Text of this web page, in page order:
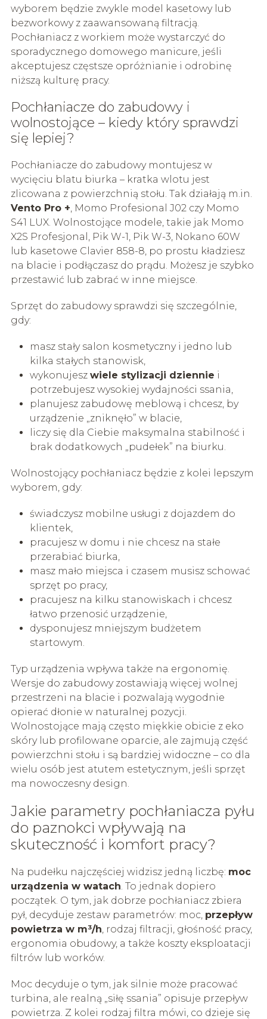
wyborem będzie zwykle model kasetowy lub
bezworkowy z zaawansowaną filtracją.
Pochłaniacz z workiem może wystarczyć do
sporadycznego domowego manicure, jeśli
akceptujesz częstsze opróżnianie i odrobinę
niższą kulturę pracy.
Pochłaniacze do zabudowy i
wolnostojące – kiedy który sprawdzi
się lepiej?
Pochłaniacze do zabudowy montujesz w
wycięciu blatu biurka – kratka wlotu jest
zlicowana z powierzchnią stołu. Tak działają m.in.
Vento Pro + , Momo Profesional J02 czy Momo
S41 LUX. Wolnostojące modele, takie jak Momo
X2S Profesjonal, Pik W-1, Pik W-3, Nokano 60W
lub kasetowe Clavier 858-8, po prostu kładziesz
na blacie i podłączasz do prądu. Możesz je szybko
przestawić lub zabrać w inne miejsce.
Sprzęt do zabudowy sprawdzi się szczególnie,
gdy:
masz stały salon kosmetyczny i jedno lub
kilka stałych stanowisk,
wykonujesz wiele stylizacji dziennie i
potrzebujesz wysokiej wydajności ssania,
planujesz zabudowę meblową i chcesz, by
urządzenie „zniknęło” w blacie,
liczy się dla Ciebie maksymalna stabilność i
brak dodatkowych „pudełek” na biurku.
Wolnostojący pochłaniacz będzie z kolei lepszym
wyborem, gdy:
świadczysz mobilne usługi z dojazdem do
klientek,
pracujesz w domu i nie chcesz na stałe
przerabiać biurka,
masz mało miejsca i czasem musisz schować
sprzęt po pracy,
pracujesz na kilku stanowiskach i chcesz
łatwo przenosić urządzenie,
dysponujesz mniejszym budżetem
startowym.
Typ urządzenia wpływa także na ergonomię.
Wersje do zabudowy zostawiają więcej wolnej
przestrzeni na blacie i pozwalają wygodnie
opierać dłonie w naturalnej pozycji.
Wolnostojące mają często miękkie obicie z eko
skóry lub profilowane oparcie, ale zajmują część
powierzchni stołu i są bardziej widoczne – co dla
wielu osób jest atutem estetycznym, jeśli sprzęt
ma nowoczesny design.
Jakie parametry pochłaniacza pyłu
do paznokci wpływają na
skuteczność i komfort pracy?
Na pudełku najczęściej widzisz jedną liczbę: moc
urządzenia w watach . To jednak dopiero
początek. O tym, jak dobrze pochłaniacz zbiera
pył, decyduje zestaw parametrów: moc, przepływ
powietrza w m³/h , rodzaj filtracji, głośność pracy,
ergonomia obudowy, a także koszty eksploatacji
filtrów lub worków.
Moc decyduje o tym, jak silnie może pracować
turbina, ale realną „siłę ssania” opisuje przepływ
powietrza. Z kolei rodzaj filtra mówi, co dzieje się